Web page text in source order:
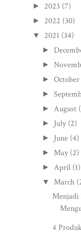
► 2023 (7)
► 2022 (30)
▼ 2021 (34)
►
►
►October
►
► August
► July (2)
► June (4)
► May (2)
► April (1)
▼ March
Menjadi
4